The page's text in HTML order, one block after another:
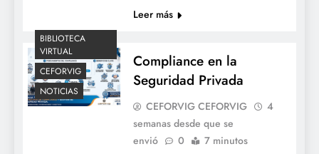
Leer más
BIBLIOTECA
VIRTUAL
CEFORVIG
NOTICIAS
Compliance en la
Seguridad Privada
CEFORVIG CEFORVIG
4
semanas desde que se
envió
0 7 minutos